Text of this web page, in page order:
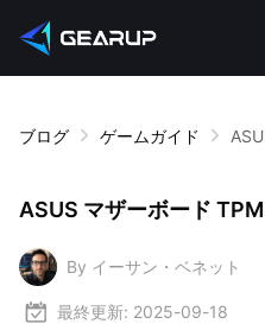
ブログ ゲームガイド
ASUS マザーボード
By イーサン・ベネット
最終更新: 2025-09-18